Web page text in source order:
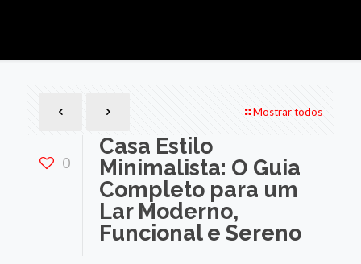
Mostrar todos
0
Casa Estilo
Minimalista: O Guia
Completo para um
Lar Moderno,
Funcional e Sereno